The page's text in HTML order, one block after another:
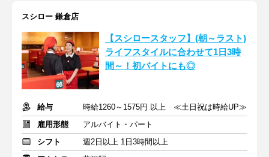
スシロー 鎌倉店
【スシロースタッフ】(朝～ラスト)
ライフスタイルに合わせて1日3時
間～！初バイトにも◎
給与
時給1260～1575円 以上 ≪土日祝は時給UP≫
雇用形態
アルバイト・パート
シフト
週2日以上 1日3時間以上